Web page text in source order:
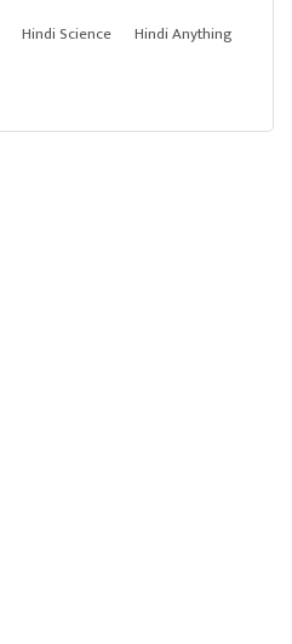
Hindi Science
Hindi Anything